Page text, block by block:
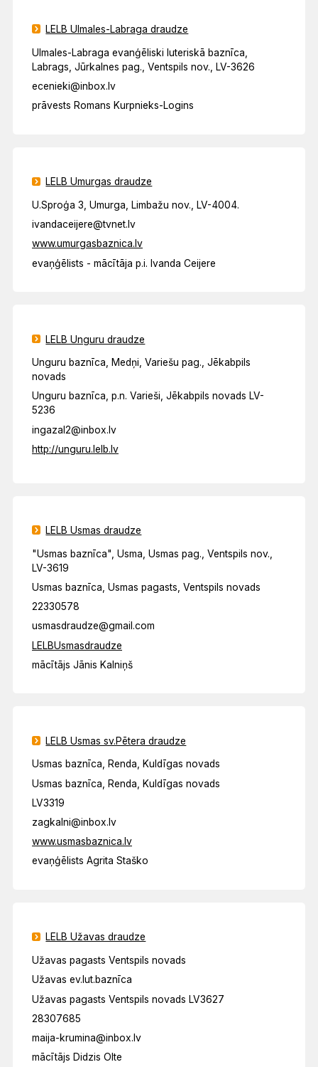
LELB Ulmales-Labraga draudze
Ulmales-Labraga evanģēliski luteriskā baznīca,
Labrags, Jūrkalnes pag., Ventspils nov., LV-3626
ecenieki@inbox.lv
prāvests Romans Kurpnieks-Logins
LELB Umurgas draudze
U.Sproģa 3, Umurga, Limbažu nov., LV-4004.
ivandaceijere@tvnet.lv
www.umurgasbaznica.lv
evaņģēlists - mācītāja p.i. Ivanda Ceijere
LELB Unguru draudze
Unguru baznīca, Medņi, Variešu pag., Jēkabpils
novads
Unguru baznīca, p.n. Varieši, Jēkabpils novads LV-
5236
ingazal2@inbox.lv
http://unguru.lelb.lv
LELB Usmas draudze
"Usmas baznīca", Usma, Usmas pag., Ventspils nov.,
LV-3619
Usmas baznīca, Usmas pagasts, Ventspils novads
22330578
usmasdraudze@gmail.com
LELBUsmasdraudze
mācītājs Jānis Kalniņš
LELB Usmas sv.Pētera draudze
Usmas baznīca, Renda, Kuldīgas novads
Usmas baznīca, Renda, Kuldīgas novads
LV3319
zagkalni@inbox.lv
www.usmasbaznica.lv
evaņģēlists Agrita Staško
LELB Užavas draudze
Užavas pagasts Ventspils novads
Užavas ev.lut.baznīca
Užavas pagasts Ventspils novads LV3627
28307685
maija-krumina@inbox.lv
mācītājs Didzis Olte